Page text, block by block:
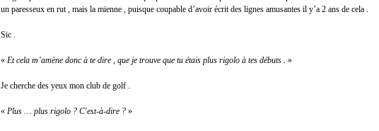
un paresseux en rut , mais la mienne , puisque coupable d’avoir écrit des lignes amusantes il y’a 2 ans de cela .
Sic .
« Et cela m’amène donc à te dire , que je trouve que tu étais plus rigolo à tes débuts . »
Je cherche des yeux mon club de golf .
« Plus … plus rigolo ? C'est-à-dire ? »